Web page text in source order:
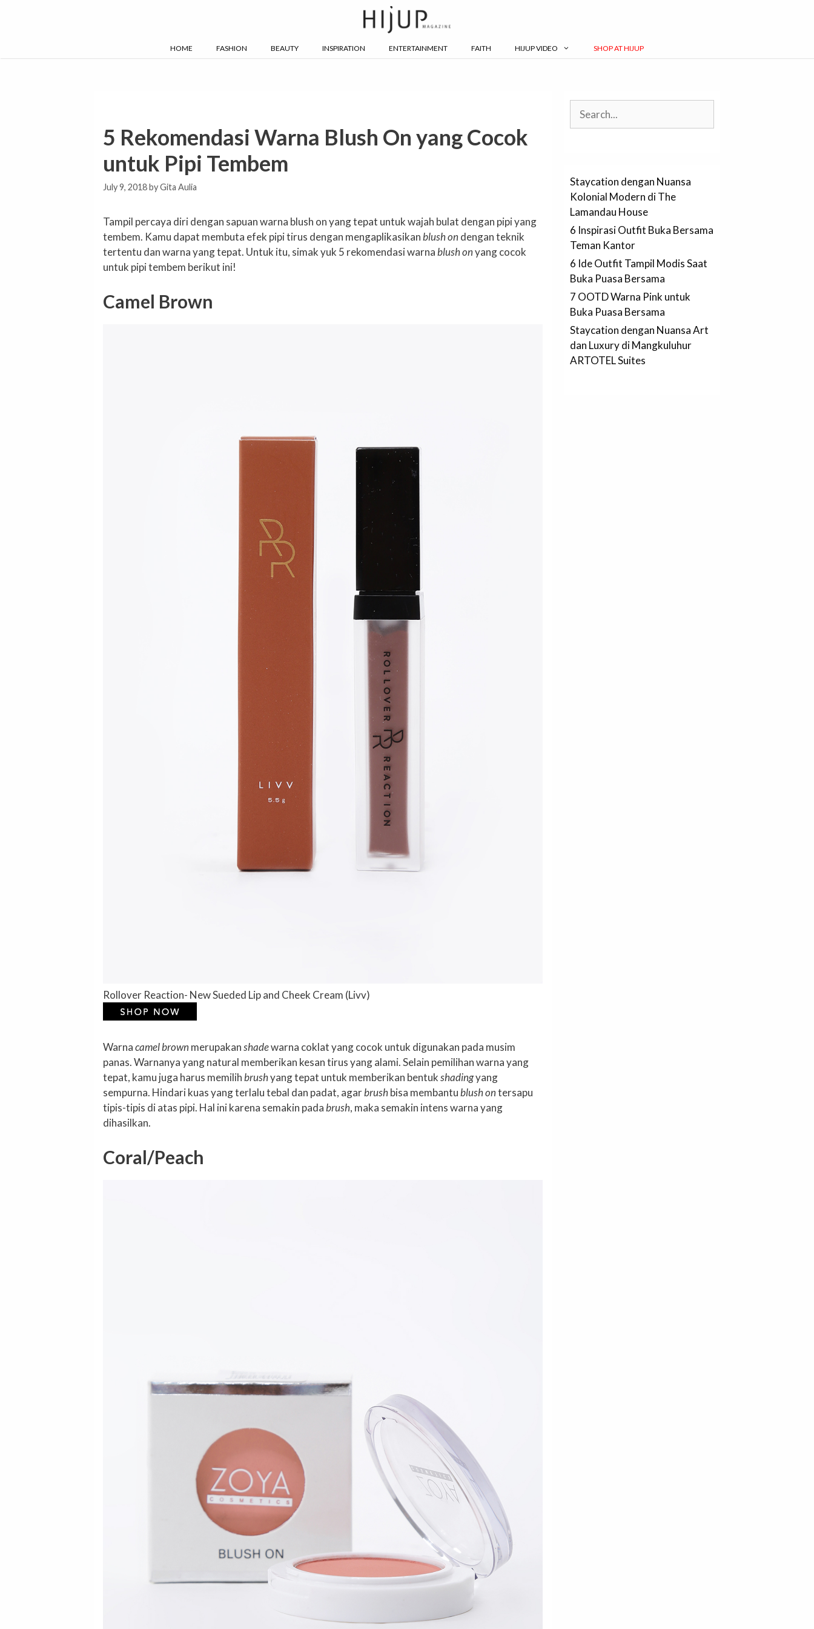
HOME FASHION BEAUTY INSPIRATION ENTERTAINMENT FAITH HIJUP VIDEO SHOP AT HIJUP
5 Rekomendasi Warna Blush On yang Cocok
untuk Pipi Tembem
July 9, 2018byGita Aulia
Tampil percaya diri dengan sapuan warna blush on yang tepat untuk wajah bulat dengan pipi yang
tembem. Kamu dapat membuta efek pipi tirus dengan mengaplikasikanblush on dengan teknik
tertentu dan warna yang tepat. Untuk itu, simak yuk 5 rekomendasi warnablush onyang cocok
untuk pipi tembem berikut ini!
Camel Brown
Rollover Reaction- New Sueded Lip and Cheek Cream (Livv)
Warnacamel brown merupakanshadewarna coklat yang cocok untuk digunakan pada musim
panas. Warnanya yang natural memberikan kesan tirus yang alami. Selain pemilihan warna yang
tepat, kamu juga harus memilihbrushyang tepat untuk memberikan bentukshadingyang
sempurna. Hindari kuas yang terlalu tebal dan padat, agarbrushbisa membantublush ontersapu
tipis-tipis di atas pipi. Hal ini karena semakin padabrush, maka semakin intens warna yang
dihasilkan.
Coral/Peach
Staycation dengan Nuansa
Kolonial Modern di The
Lamandau House
6 Inspirasi Outfit Buka Bersama
Teman Kantor
6 Ide Outfit Tampil Modis Saat
Buka Puasa Bersama
7 OOTD Warna Pink untuk
Buka Puasa Bersama
Staycation dengan Nuansa Art
dan Luxury di Mangkuluhur
ARTOTEL Suites